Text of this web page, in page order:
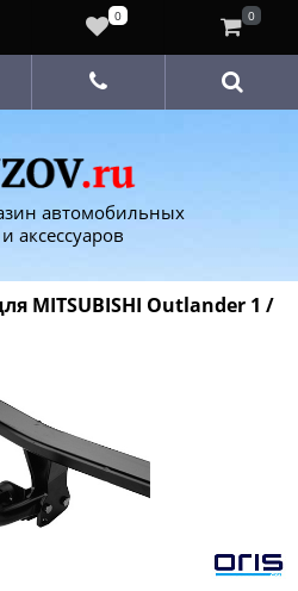
автомобильных
аксессуаров
MITSUBISHI Outlander 1 /
0 0